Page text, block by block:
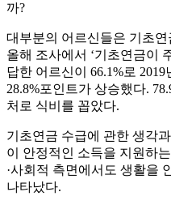
까?
대부분의 어르신들은 기초
올해 조사에서 ‘기초연금이
답한 어르신이 66.1%로
28.8%포인트가 상승했다.
처로 식비를 꼽았다.
기초연금 수급에 관한 생각
이 안정적인 소득을 지원하
·사회적 측면에서도 생활을
나타났다.